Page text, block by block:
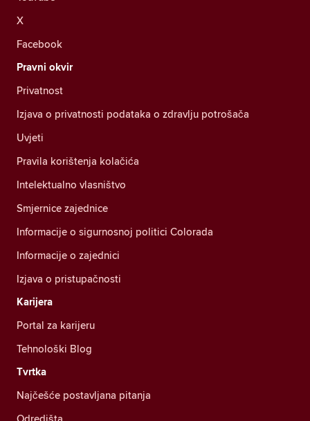
X
Facebook
Pravni okvir
Privatnost
Izjava o privatnosti podataka o zdravlju potrošača
Uvjeti
Pravila korištenja kolačića
Intelektualno vlasništvo
Smjernice zajednice
Informacije o sigurnosnoj politici Colorada
Informacije o zajednici
Izjava o pristupačnosti
Karijera
Portal za karijeru
Tehnološki Blog
Tvrtka
Najčešće postavljana pitanja